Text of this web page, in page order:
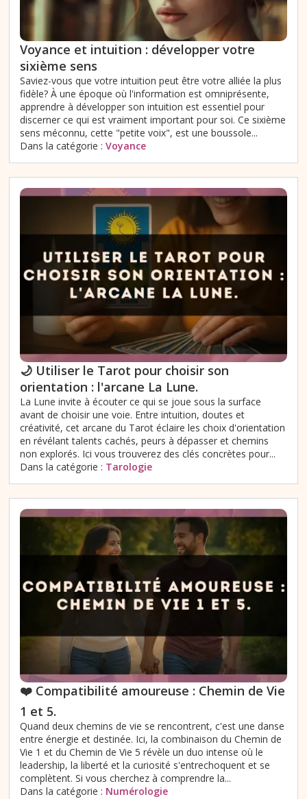
Voyance et intuition : développer votre
sixième sens
Saviez-vous que votre intuition peut être votre alliée la plus
fidèle? À une époque où l'information est omniprésente,
apprendre à développer son intuition est essentiel pour
discerner ce qui est vraiment important pour soi. Ce sixième
sens méconnu, cette "petite voix", est une boussole...
Dans la catégorie : Voyance
🌙 Utiliser le Tarot pour choisir son
orientation : l'arcane La Lune.
La Lune invite à écouter ce qui se joue sous la surface
avant de choisir une voie. Entre intuition, doutes et
créativité, cet arcane du Tarot éclaire les choix d'orientation
en révélant talents cachés, peurs à dépasser et chemins
non explorés. Ici vous trouverez des clés concrètes pour...
Dans la catégorie : Tarologie
❤️ Compatibilité amoureuse : Chemin de Vie
1 et 5.
Quand deux chemins de vie se rencontrent, c'est une danse
entre énergie et destinée. Ici, la combinaison du Chemin de
Vie 1 et du Chemin de Vie 5 révèle un duo intense où le
leadership, la liberté et la curiosité s'entrechoquent et se
complètent. Si vous cherchez à comprendre la...
Dans la catégorie : Numérologie